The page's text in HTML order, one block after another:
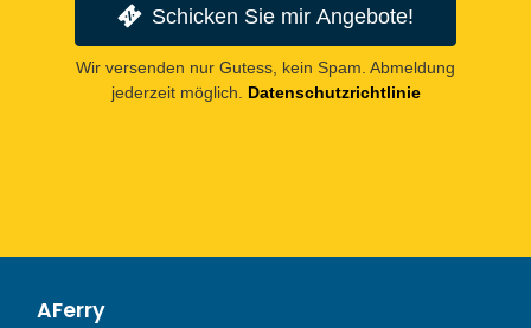
Schicken Sie mir Angebote!
Wir versenden nur Gutess, kein Spam. Abmeldung
jederzeit möglich.
Datenschutzrichtlinie
AFerry